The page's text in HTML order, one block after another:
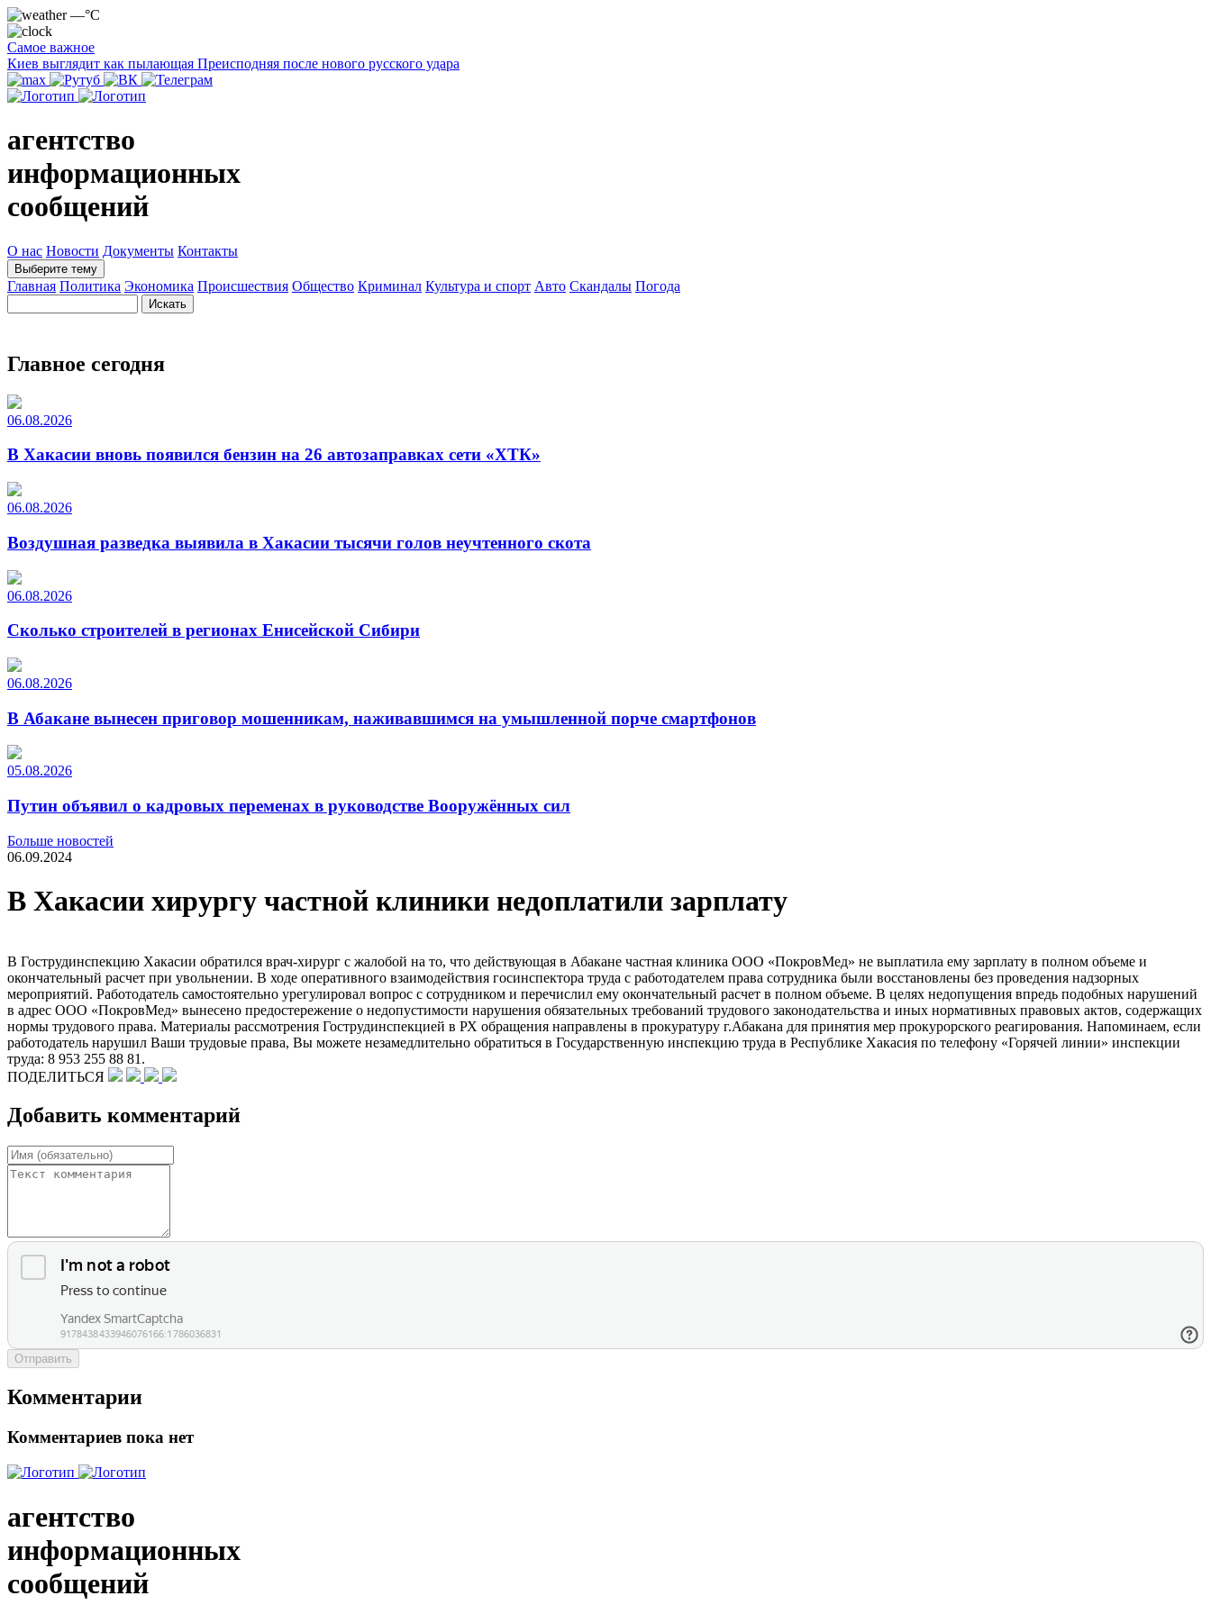
—°C
Самое важное
Киев выглядит как пылающая Преисподняя после нового русского удара
агентство
информационных
сообщений
О нас Новости Документы Контакты
Выберите тему
Главная Политика Экономика Происшествия Общество Криминал Культура и спорт Авто Скандалы Погода
Главное сегодня
06.08.2026
В Хакасии вновь появился бензин на 26 автозаправках сети «ХТК»
06.08.2026
Воздушная разведка выявила в Хакасии тысячи голов неучтенного скота
06.08.2026
Сколько строителей в регионах Енисейской Сибири
06.08.2026
В Абакане вынесен приговор мошенникам, наживавшимся на умышленной порче смартфонов
05.08.2026
Путин объявил о кадровых переменах в руководстве Вооружённых сил
Больше новостей
06.09.2024
В Хакасии хирургу частной клиники недоплатили зарплату
В Гострудинспекцию Хакасии обратился врач-хирург с жалобой на то, что действующая в Абакане частная клиника ООО «ПокровМед» не выплатила ему зарплату в полном объеме и
окончательный расчет при увольнении. В ходе оперативного взаимодействия госинспектора труда с работодателем права сотрудника были восстановлены без проведения надзорных
мероприятий. Работодатель самостоятельно урегулировал вопрос с сотрудником и перечислил ему окончательный расчет в полном объеме. В целях недопущения впредь подобных нарушений
в адрес ООО «ПокровМед» вынесено предостережение о недопустимости нарушения обязательных требований трудового законодательства и иных нормативных правовых актов, содержащих
нормы трудового права. Материалы рассмотрения Гострудинспекцией в РХ обращения направлены в прокуратуру г.Абакана для принятия мер прокурорского реагирования. Напоминаем, если
работодатель нарушил Ваши трудовые права, Вы можете незамедлительно обратиться в Государственную инспекцию труда в Республике Хакасия по телефону «Горячей линии» инспекции
труда: 8 953 255 88 81.
ПОДЕЛИТЬСЯ
Добавить комментарий
Отправить
Комментарии
Комментариев пока нет
агентство
информационных
сообщений